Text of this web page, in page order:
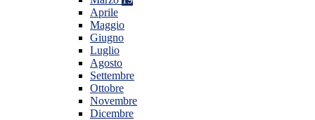
Aprile
Maggio
Giugno
Luglio
Agosto
Settembre
Ottobre
Novembre
Dicembre